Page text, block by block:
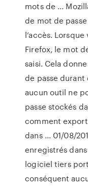
mots de ...
de mot de
l’accès.
Firefox, le mot
saisi. Cela
de passe durant
aucun outil ne
passe stockés
comment
dans ... 01/08/
enregistrés
logiciel tiers
conséquent